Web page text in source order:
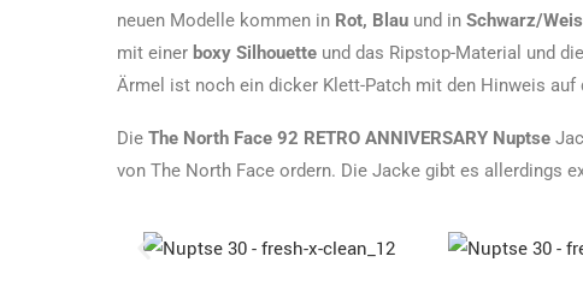
neuen Modelle kommen in Rot, Blau und in Schwarz/
mit einer boxy Silhouette und das Ripstop-Material und
Ärmel ist noch ein dicker Klett-Patch mit den Hinweis auf
Die The North Face 92 RETRO ANNIVERSARY Nuptse
von The North Face ordern. Die Jacke gibt es allerdings